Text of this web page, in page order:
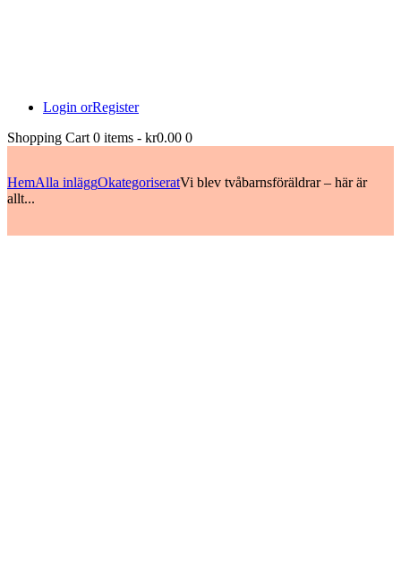
Login orRegister
Shopping Cart 0 items - kr0.00 0
HemAlla inläggOkategoriseratVi blev tvåbarnsföräldrar – här är
allt...